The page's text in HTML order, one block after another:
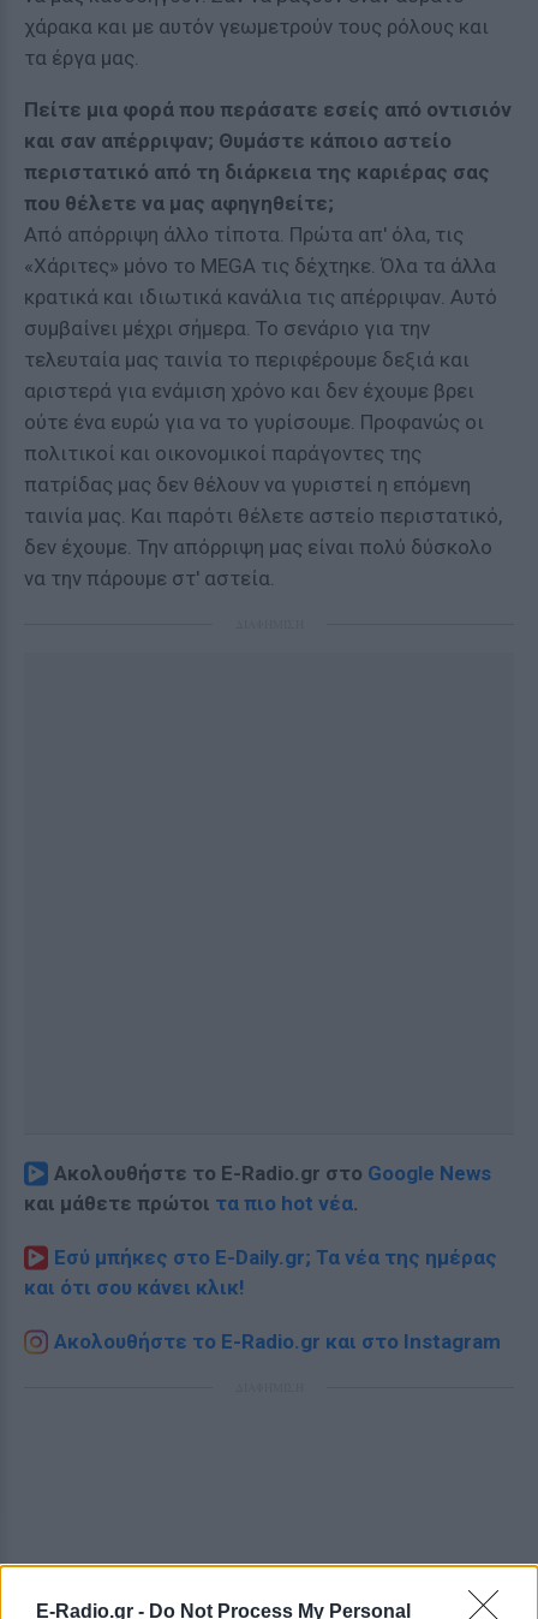
E-Radio.gr - Do Not Process My Personal
χάρακα και με αυτόν γεωμετρούν τους ρόλους και
τα έργα μας.
Πείτε μια φορά που περάσατε εσείς από οντισιόν
και σαν απέρριψαν; Θυμάστε κάποιο αστείο
περιστατικό από τη διάρκεια της καριέρας σας
που θέλετε να μας αφηγηθείτε;
Από απόρριψη άλλο τίποτα. Πρώτα απ' όλα, τις
«Χάριτες» μόνο το MEGA τις δέχτηκε. Όλα τα άλλα
κρατικά και ιδιωτικά κανάλια τις απέρριψαν. Αυτό
συμβαίνει μέχρι σήμερα. Το σενάριο για την
τελευταία μας ταινία το περιφέρουμε δεξιά και
αριστερά για ενάμιση χρόνο και δεν έχουμε βρει
ούτε ένα ευρώ για να το γυρίσουμε. Προφανώς οι
πολιτικοί και οικονομικοί παράγοντες της
πατρίδας μας δεν θέλουν να γυριστεί η επόμενη
ταινία μας. Και παρότι θέλετε αστείο περιστατικό,
δεν έχουμε. Την απόρριψη μας είναι πολύ δύσκολο
να την πάρουμε στ' αστεία.
Ακολουθήστε το E-Radio.gr στο Google News
και μάθετε πρώτοι τα πιο hot νέα.
Εσύ μπήκες στο E-Daily.gr; Τα νέα της ημέρας
και ότι σου κάνει κλικ!
Ακολουθήστε το E-Radio.gr και στο Instagram